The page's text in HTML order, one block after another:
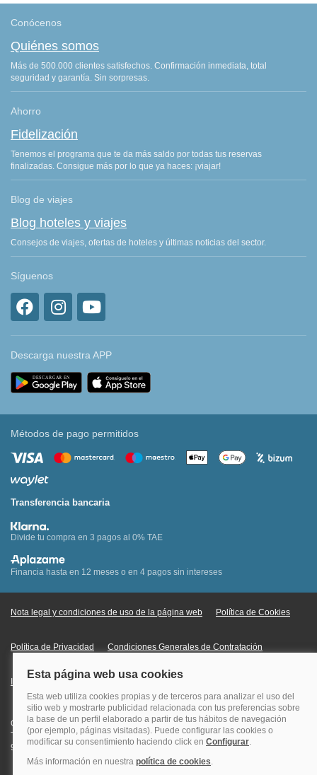
Conócenos
Quiénes somos
Más de 500.000 clientes satisfechos. Confirmación inmediata, total
seguridad y garantía. Sin sorpresas.
Ahorro
Fidelización
Tenemos el programa que te da más saldo por todas tus reservas
finalizadas. Consigue más por lo que ya haces: ¡viajar!
Blog de viajes
Blog hoteles y viajes
Consejos de viajes, ofertas de hoteles y últimas noticias del sector.
Síguenos
Descarga nuestra APP
Métodos de pago permitidos
Transferencia bancaria
Divide tu compra en 3 pagos al 0% TAE
Financia hasta en 12 meses o en 4 pagos sin intereses
Nota legal y condiciones de uso de la página web Política de Cookies
Política de Privacidad Condiciones Generales de Contratación
Información Legal sobre Mercados en Línea
Quehoteles.com - Especialistas en hoteles © Copyright Veturis Travel S.A.
Todos los derechos reservados. Autorización nº I-AV0000879.4 Tel: +34
915759999